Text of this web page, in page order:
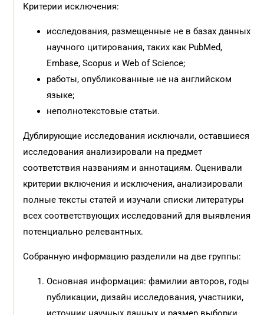
Критерии исключения:
исследования, размещенные не в базах данных
научного цитирования, таких как PubMed,
Embase, Scopus и Web of Science;
работы, опубликованные не на английском
языке;
неполнотекстовые статьи.
Дублирующие исследования исключали, оставшиеся
исследования анализировали на предмет
соответствия названиям и аннотациям. Оценивали
критерии включения и исключения, анализировали
полные тексты статей и изучали списки литературы
всех соответствующих исследований для выявления
потенциально релевантных.
Собранную информацию разделили на две группы:
Основная информация: фамилии авторов, годы
публикации, дизайн исследования, участники,